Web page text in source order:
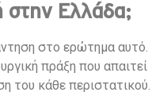
στην Ελλάδα;
στο ερώτημα αυτό.
πράξη που απαιτεί
του κάθε περιστατικού.